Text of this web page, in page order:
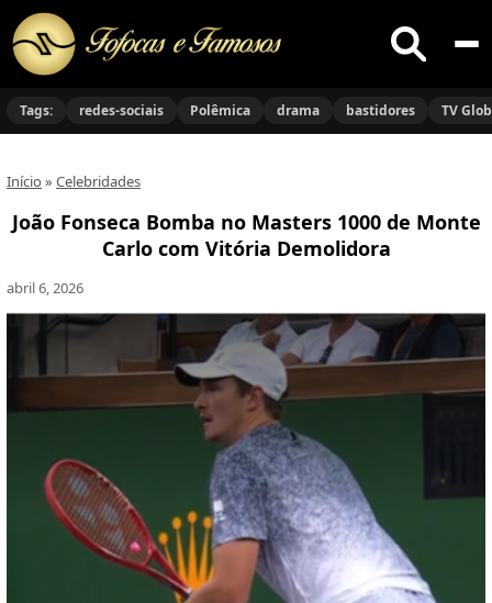
Buscar
no
Tags: redes-sociais Polêmica drama bastidores TV
Início » Celebridades
João Fonseca Bomba no Masters 1000 de Monte
Carlo com Vitória Demolidora
abril 6, 2026